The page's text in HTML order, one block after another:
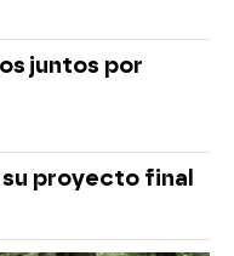
juntos por
proyecto final